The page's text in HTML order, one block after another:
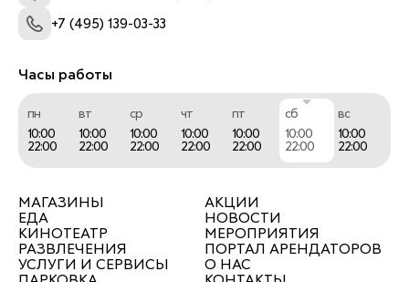
+7 (495) 139-03-33
Часы работы
пн
10:00
22:00
вт
10:00
22:00
ср
10:00
22:00
чт
10:00
22:00
пт
10:00
22:00
сб
10:00
22:00
вс
10:00
22:00
МАГАЗИНЫ
ЕДА
КИНОТЕАТР
РАЗВЛЕЧЕНИЯ
УСЛУГИ И СЕРВИСЫ
АКЦИИ
НОВОСТИ
МЕРОПРИЯТИЯ
ПОРТАЛ АРЕНДАТОРОВ
О НАС